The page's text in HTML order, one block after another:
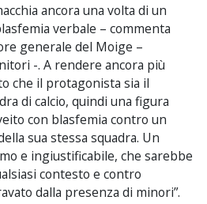
ancora una volta di un
verbale – commenta
generale del Moige –
-. A rendere ancora più
che il protagonista sia il
di calcio, quindi una figura
con blasfemia contro un
sua stessa squadra. Un
e ingiustificabile, che sarebbe
contesto e contro
dalla presenza di minori”.